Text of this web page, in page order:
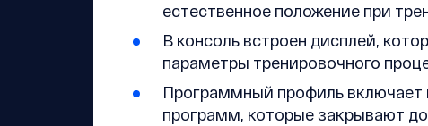
естественное положение при
В консоль встроен дисплей,
параметры тренировочного
Программный профиль включает
программ, которые закрывают